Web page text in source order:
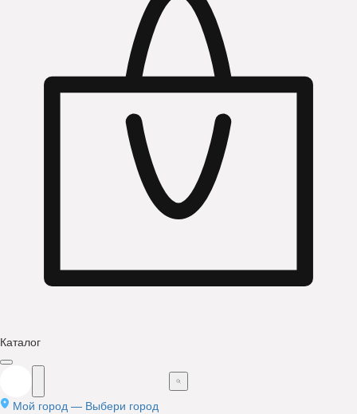
Каталог
Мой город — Выбери город